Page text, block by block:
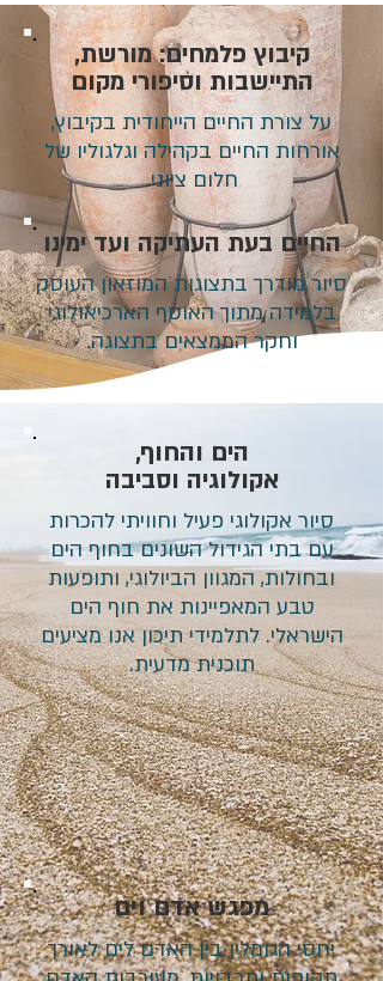
קיבוץ פלמחים: מורשת,
התיישבות וסיפורי מקום
על צורת החיים הייחודית בקיבוץ,
אורחות החיים בקהילה וגלגוליו של
חלום ציוני.
החיים בעת העתיקה ועד ימינו
סיור מודרך בתצוגות המוזאון העוסק
בלמידה מתוך האוסף הארכיאולוגי
וחקר הממצאים בתצוגה.
הים והחוף,
אקולוגיה וסביבה
סיור אקולוגי פעיל וחוויתי להכרות
עם בתי הגידול השונים בחוף הים
ובחולות, המגוון הביולוגי, ותופעות
טבע המאפיינות את חוף הים
הישראלי. לתלמידי תיכון אנו מציעים
תוכנית מדעית.
מפגש אדם וים
יחסי הגומלין בין האדם לים לאורך